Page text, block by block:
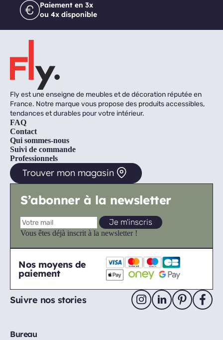
Paiement en 3x
ou 4x disponible
Fly est une enseigne de meubles et de décoration réputée en
France. Notre marque vous propose des produits accessibles,
tendances et durables pour votre intérieur.
FAQ
Contact
Qui sommes-nous
Suivi de commande
Professionnels
Trouver mon magasin
S’abonner à la newsletter
Vous êtes déjà inscrit à la newsletter !
Nos moyens de
paiement
Suivre nos stories
Bureau